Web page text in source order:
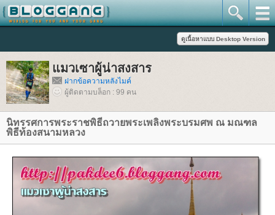
มวเซาผู้น่าสงสาร
ฝากข้อความหลังไมค์
ผู้ติดตามบล็อก : 99 คน
นิทรรศการพระราชพิธีถวายพระเพลิงพระบรมศพ ณ มณฑล
พิธีท้องสนามหลวง